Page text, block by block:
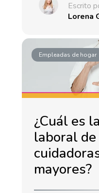
Escrito
Lorena
Empleadas de hogar
¿Cuál es
laboral
mayores?